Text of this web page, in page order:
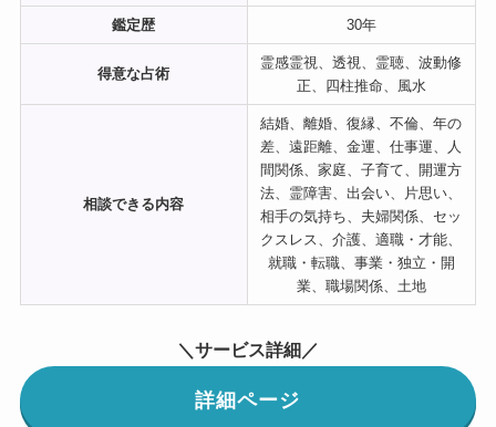
鑑定歴 30年
得意な占術
霊感霊視、透視、霊聴、波動修
正、四柱推命、風水
相談できる内容
結婚、離婚、復縁、不倫、年の
差、遠距離、金運、仕事運、人
間関係、家庭、子育て、開運方
法、霊障害、出会い、片思い、
相手の気持ち、夫婦関係、セッ
クスレス、介護、適職・才能、
就職・転職、事業・独立・開
業、職場関係、土地
＼サービス詳細／
詳細ページ